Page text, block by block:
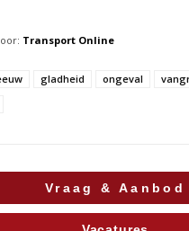
Transport Online
gladheid ongeval
Vraag & Aanbod